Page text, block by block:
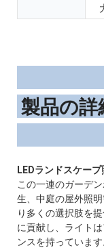
製
この一連のガーデ
生、中庭の屋外照
り多くの選択肢を
に貢献し、ライト
ンスを持っていま